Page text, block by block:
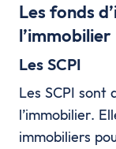
Les fonds
l’immobilier
Les SCPI
Les SCPI sont
l’immobilier.
immobiliers